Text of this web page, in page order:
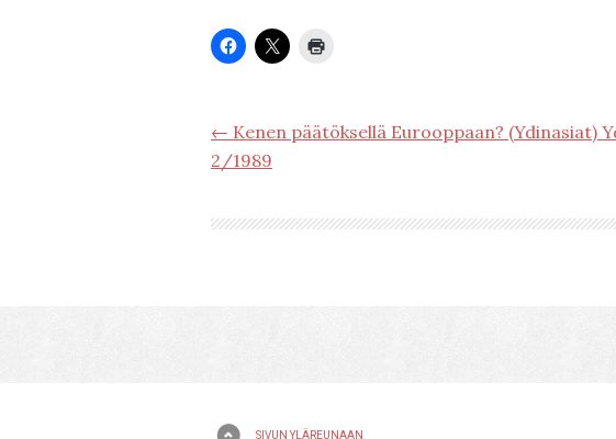
← Kenen päätöksellä Eurooppaan? (Ydinasiat)
2/1989
SIVUN YLÄREUNAAN